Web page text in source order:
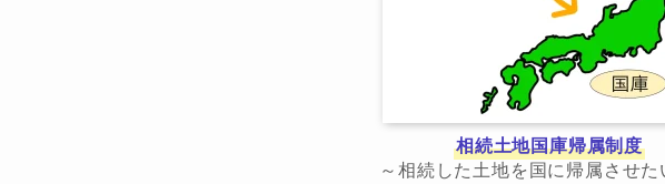
相続土地国庫帰属制度
～相続した土地を国に帰属させた